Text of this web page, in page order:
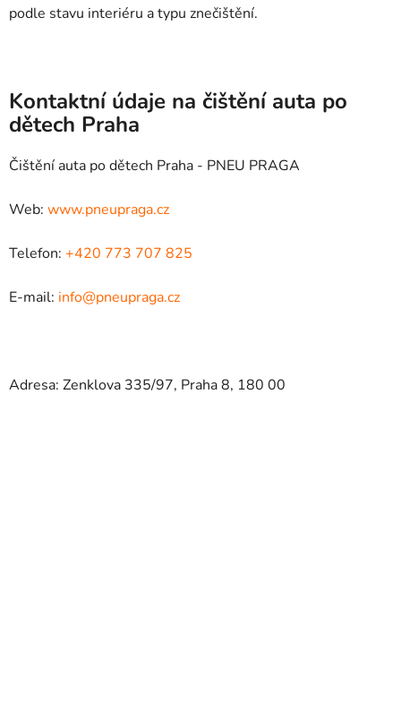
podle stavu interiéru a typu znečištění.
Kontaktní údaje na čištění auta po
dětech Praha
Čištění auta po dětech Praha - PNEU PRAGA
Web: www.pneupraga.cz
Telefon: +420 773 707 825
E-mail: info@pneupraga.cz
Adresa: Zenklova 335/97, Praha 8, 180 00